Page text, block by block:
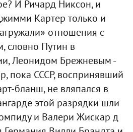
И Ричард Никсон, и
Картер только и
отношения с
словно Путин в
Леонидом Брежневым -
пока СССР, воспринявший
бланш, не вляпался в
этой разрядки шли
и Валери Жискар д